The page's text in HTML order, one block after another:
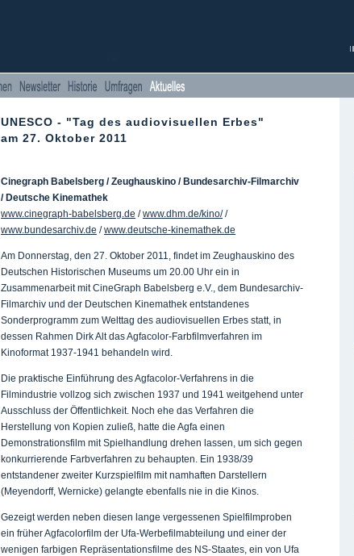
UNESCO - "Tag des audiovisuellen Erbes"
am 27. Oktober 2011
Cinegraph Babelsberg / Zeughauskino / Bundesarchiv-Filmarchiv
/ Deutsche Kinemathek
www.cinegraph-babelsberg.de /www.dhm.de/kino//
www.bundesarchiv.de /www.deutsche-kinemathek.de
Am Donnerstag, den 27. Oktober 2011, findet im Zeughauskino des
Deutschen Historischen Museums um 20.00 Uhr ein in
Zusammenarbeit mit CineGraph Babelsberg e.V., dem Bundesarchiv-
Filmarchiv und der Deutschen Kinemathek entstandenes
Sonderprogramm zum Welttag des audiovisuellen Erbes statt, in
dessen Rahmen Dirk Alt das Agfacolor-Farbfilmverfahren im
Kinoformat 1937-1941 behandeln wird.
Die praktische Einführung des Agfacolor-Verfahrens in die
Filmindustrie vollzog sich zwischen 1937 und 1941 weitgehend unter
Ausschluss der Öffentlichkeit. Noch ehe das Verfahren die
Herstellung von Kopien zuließ, hatte die Agfa einen
Demonstrationsfilm mit Spielhandlung drehen lassen, um sich gegen
konkurrierende Farbverfahren zu behaupten. Ein 1938/39
entstandener zweiter Kurzspielfilm mit namhaften Darstellern
(Meyendorff, Wernicke) gelangte ebenfalls nie in die Kinos.
Gezeigt werden neben diesen lange vergessenen Spielfilmproben
ein früher Agfacolorfilm der Ufa-Werbefilmabteilung und einer der
wenigen farbigen Repräsentationsfilme des NS-Staates, ein von Ufa